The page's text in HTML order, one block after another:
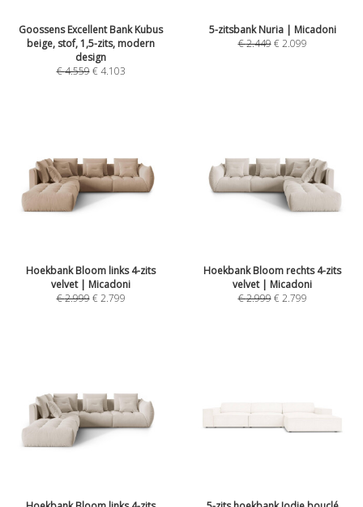
Goossens Excellent Bank Kubus
beige, stof, 1,5-zits, modern
design
€4.559 €4.103
5-zitsbank Nuria | Micadoni
€2.449 €2.099
Hoekbank Bloom links 4-zits
velvet | Micadoni
€2.999 €2.799
Hoekbank Bloom rechts 4-zits
velvet | Micadoni
€2.999 €2.799